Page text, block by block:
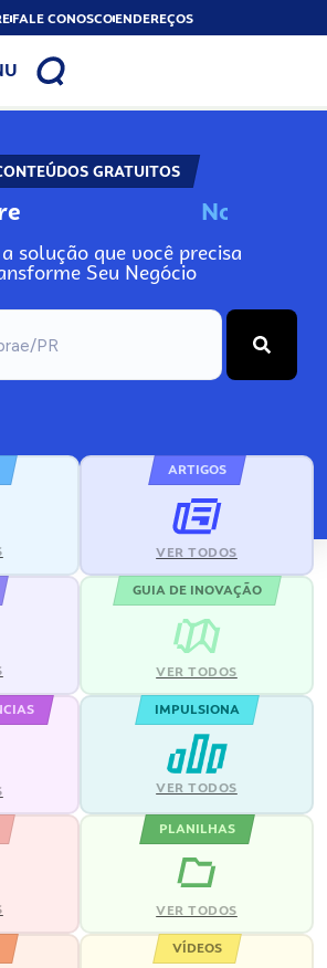
FALE CONOSCOENDEREÇOS
GRATUITOS
N
solução que você precisa
Seu Negócio
ARTIGOS
VER TODOS
GUIA DE INOVAÇÃO
VER TODOS
IMPULSIONA
VER TODOS
PLANILHAS
VER TODOS
VÍDEOS